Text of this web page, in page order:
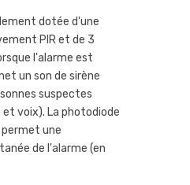
dotée d'une
PIR et de 3
l'alarme est
un son de sirène
suspectes
voix). La photodiode
une
de l'alarme (en